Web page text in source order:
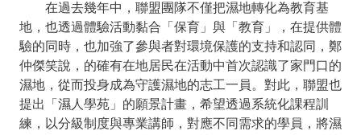
在過去幾年中，聯盟團隊不僅把濕地轉化為教育基
地，也透過體驗活動黏合「保育」與「教育」，在提供體
驗的同時，也加強了參與者對環境保護的支持和認同，鄭
仲傑笑說，的確有在地居民在活動中首次認識了家門口的
濕地，從而投身成為守護濕地的志工一員。對此，聯盟也
提出「濕人學苑」的願景計畫，希望透過系統化課程訓
練，以分級制度與專業講師，對應不同需求的學員，將濕